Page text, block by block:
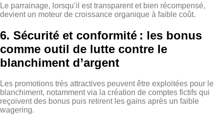
Le parrainage, lorsqu’il est transparent et bien récompensé,
devient un moteur de croissance organique à faible coût.
6. Sécurité et conformité : les bonus
comme outil de lutte contre le
blanchiment d’argent
Les promotions très attractives peuvent être exploitées pour le
blanchiment, notamment via la création de comptes fictifs qui
reçoivent des bonus puis retirent les gains après un faible
wagering.